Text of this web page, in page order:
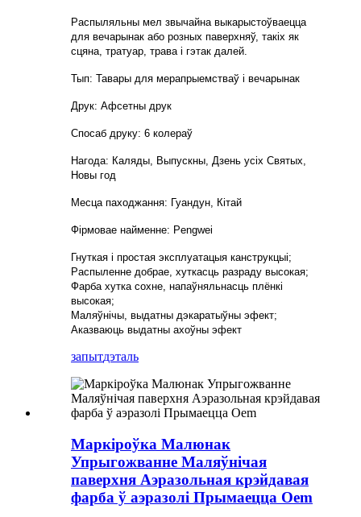
Распыляльны мел звычайна выкарыстоўваецца
для вечарынак або розных паверхняў, такіх як
сцяна, тратуар, трава і гэтак далей.
Тып: Тавары для мерапрыемстваў і вечарынак
Друк: Афсетны друк
Спосаб друку: 6 колераў
Нагода: Каляды, Выпускны, Дзень усіх Святых,
Новы год
Месца паходжання: Гуандун, Кітай
Фірмовае найменне: Pengwei
Гнуткая і простая эксплуатацыя канструкцыі;
Распыленне добрае, хуткасць разраду высокая;
Фарба хутка сохне, напаўняльнасць плёнкі
высокая;
Маляўнічы, выдатны дэкаратыўны эфект;
Аказваюць выдатны ахоўны эфект
запытдэталь
Маркіроўка Малюнак
Упрыгожванне Маляўнічая
паверхня Аэразольная крэйдавая
фарба ў аэразолі Прымаецца Oem